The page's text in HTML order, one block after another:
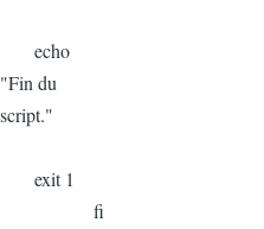
echo
"Fin du
script."
exit 1
fi